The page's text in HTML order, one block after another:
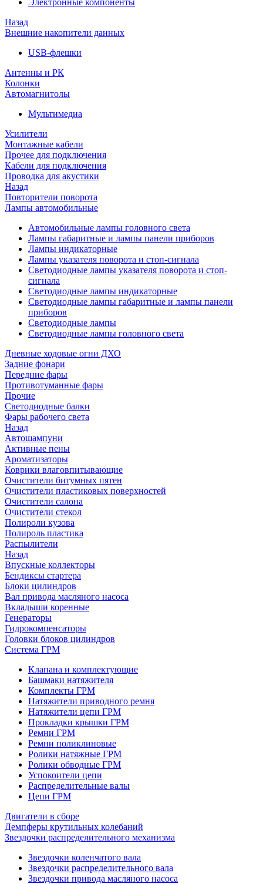
Электронные компоненты
Назад
Внешние накопители данных
USB-флешки
Антенны и РК
Колонки
Автомагнитолы
Мультимедиа
Усилители
Монтажные кабели
Прочее для подключения
Кабели для подключения
Проводка для акустики
Назад
Повторители поворота
Лампы автомобильные
Автомобильные лампы головного света
Лампы габаритные и лампы панели приборов
Лампы индикаторные
Лампы указателя поворота и стоп-сигнала
Светодиодные лампы указателя поворота и стоп-
сигнала
Светодиодные лампы индикаторные
Светодиодные лампы габаритные и лампы панели
приборов
Светодиодные лампы
Светодиодные лампы головного света
Дневные ходовые огни ДХО
Задние фонари
Передние фары
Противотуманные фары
Прочие
Светодиодные балки
Фары рабочего света
Назад
Автошампуни
Активные пены
Ароматизаторы
Коврики влаговпитывающие
Очистители битумных пятен
Очистители пластиковых поверхностей
Очистители салона
Очистители стекол
Полироли кузова
Полироль пластика
Распылители
Назад
Впускные коллекторы
Бендиксы стартера
Блоки цилиндров
Вал привода масляного насоса
Вкладыши коренные
Генераторы
Гидрокомпенсаторы
Головки блоков цилиндров
Система ГРМ
Клапана и комплектующие
Башмаки натяжителя
Комплекты ГРМ
Натяжители приводного ремня
Натяжители цепи ГРМ
Прокладки крышки ГРМ
Ремни ГРМ
Ремни поликлиновые
Ролики натяжные ГРМ
Ролики обводные ГРМ
Успокоители цепи
Распределительные валы
Цепи ГРМ
Двигатели в сборе
Демпферы крутильных колебаний
Звездочки распределительного механизма
Звездочки коленчатого вала
Звездочки распределительного вала
Звездочки привода масляного насоса